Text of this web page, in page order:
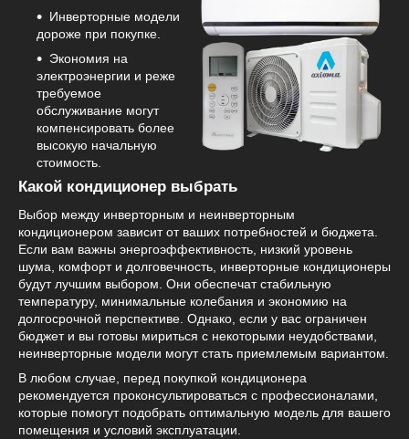
Инверторные модели
дороже при покупке.
Экономия на
электроэнергии и реже
требуемое
обслуживание могут
компенсировать более
высокую начальную
стоимость.
Какой кондиционер выбрать
Выбор между инверторным и неинверторным
кондиционером зависит от ваших потребностей и бюджета.
Если вам важны энергоэффективность, низкий уровень
шума, комфорт и долговечность, инверторные кондиционеры
будут лучшим выбором. Они обеспечат стабильную
температуру, минимальные колебания и экономию на
долгосрочной перспективе. Однако, если у вас ограничен
бюджет и вы готовы мириться с некоторыми неудобствами,
неинверторные модели могут стать приемлемым вариантом.
В любом случае, перед покупкой кондиционера
рекомендуется проконсультироваться с профессионалами,
которые помогут подобрать оптимальную модель для вашего
помещения и условий эксплуатации.